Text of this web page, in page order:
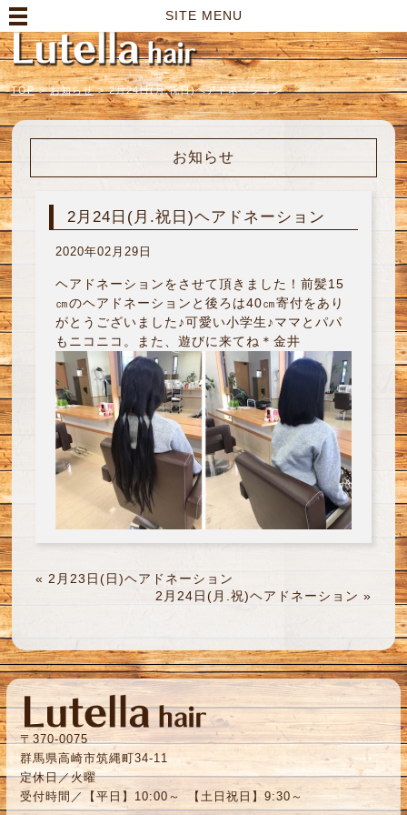
SITE MENU
TOP > お知らせ > 2月24日(月.祝日)ヘアドネーション
お知らせ
2月24日(月.祝日)ヘアドネーション
2020年02月29日
ヘアドネーションをさせて頂きました！前髪15
㎝のヘアドネーションと後ろは40㎝寄付をあり
がとうございました♪可愛い小学生♪ママとパパ
もニコニコ。また、遊びに来てね＊金井
« 2月23日(日)ヘアドネーション
2月24日(月.祝)ヘアドネーション »
〒370-0075
群馬県高崎市筑縄町34-11
定休日／火曜
受付時間／【平日】10:00～ 【土日祝日】9:30～